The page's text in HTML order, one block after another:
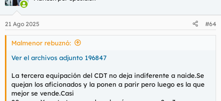
i
e
s
21 Ago 2025 #64
Malmenor rebuznó:
Ver el archivos adjunto 196847
La tercera equipación del CDT no deja indiferente a naide.Se
quejan los aficionados y la ponen a parir pero luego es la que
mejor se vende.Casi